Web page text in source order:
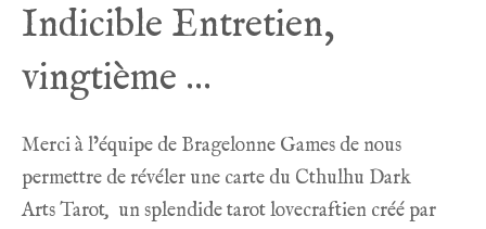
Indicible Entretien,
vingtième …
Merci à l’équipe de Bragelonne Games de nous
permettre de révéler une carte du Cthulhu Dark
Arts Tarot, un splendide tarot lovecraftien créé par